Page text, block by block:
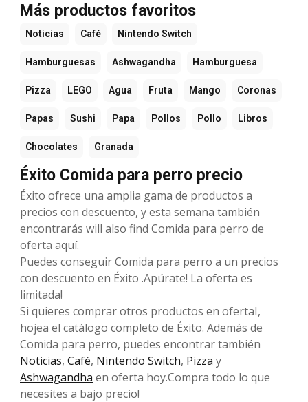
Más productos favoritos
Noticias Café Nintendo Switch
Hamburguesas Ashwagandha Hamburguesa
Pizza LEGO Agua Fruta Mango Coronas
Papas Sushi Papa Pollos Pollo Libros
Chocolates Granada
Éxito Comida para perro precio
Éxito ofrece una amplia gama de productos a
precios con descuento, y esta semana también
encontrarás will also find Comida para perro de
oferta aquí.
Puedes conseguir Comida para perro a un precios
con descuento en Éxito .Apúrate! La oferta es
limitada!
Si quieres comprar otros productos en ofertaI,
hojea el catálogo completo de Éxito. Además de
Comida para perro, puedes encontrar también
Noticias, Café, Nintendo Switch, Pizza y
Ashwagandha en oferta hoy.Compra todo lo que
necesites a bajo precio!